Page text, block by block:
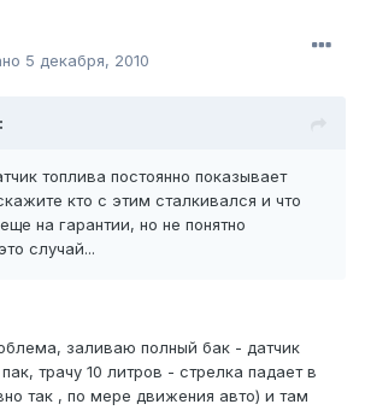
5 декабря, 2010
топлива постоянно показывает
кто с этим сталкивался и что
на гарантии, но не понятно
случай...
заливаю полный бак - датчик
трачу 10 литров - стрелка падает в
так , по мере движения авто) и там